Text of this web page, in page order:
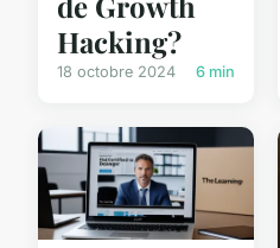
Hacking?
18 octobre 2024 6 min